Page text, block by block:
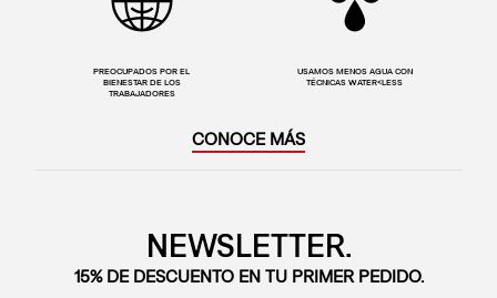
PREOCUPADOS POR EL
BIENESTAR DE LOS
TRABAJADORES
USAMOS MENOS AGUA CON
TÉCNICAS WATER<LESS
CONOCE MÁS
NEWSLETTER.
15% DE DESCUENTO EN TU PRIMER PEDIDO.